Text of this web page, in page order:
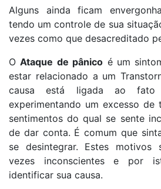
Alguns ainda ficam
tendo um controle de sua
vezes como que desacreditado
OAtaque de pânico é um
estar relacionado a um
causa está ligada ao fato
experimentando um excesso de
sentimentos do qual se sente
de dar conta. É comum que
se desintegrar. Estes motivos
vezes inconscientes e por
identificar sua causa.